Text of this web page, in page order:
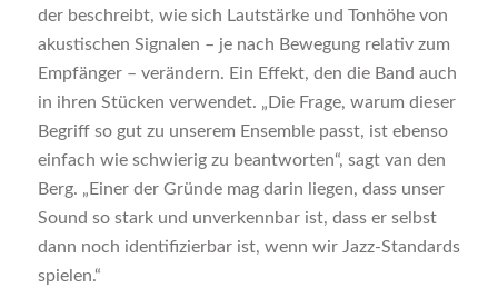
der beschreibt, wie sich Lautstärke und Tonhöhe von
akustischen Signalen – je nach Bewegung relativ zum
Empfänger – verändern. Ein Effekt, den die Band auch
in ihren Stücken verwendet. „Die Frage, warum dieser
Begriff so gut zu unserem Ensemble passt, ist ebenso
einfach wie schwierig zu beantworten“, sagt van den
Berg. „Einer der Gründe mag darin liegen, dass unser
Sound so stark und unverkennbar ist, dass er selbst
dann noch identifizierbar ist, wenn wir Jazz-Standards
spielen.“